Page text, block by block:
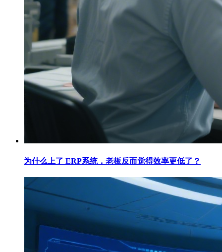
为什么上了 ERP系统，老板反而觉得效率更低了？